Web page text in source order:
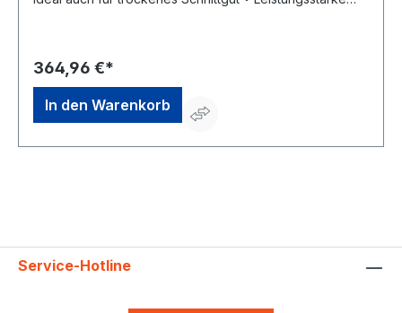
Rückwärtslauf • Optimale zum kompostieren durch
bereits gequetschtes Schnittgut • Voluminöser Trichter
mit Rolleneinzug erleichtert das das Einführen des
Häckselgutes • Optimaler Bedienerschutz dank
Sicherheitsverriegelung der Fangbox • Transparente
Fangbox mit Sichtfenster erleichtert die Überprüfung
364,96 €*
In den Warenkorb
Service-Hotline